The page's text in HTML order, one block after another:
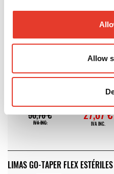
Allow
50,76 €
27,07 €
IVA INC.
LIMAS GO-TAPER FLEX
MODELO:3148383
50,76 €
IVA INC.
OFERTA
27,07 €
IVA INC.
LIMAS GO-TAPER FLEX